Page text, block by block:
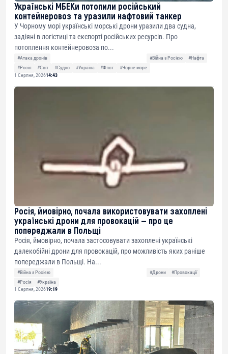
Українські МБЕКи потопили російський
контейнеровоз та уразили нафтовий танкер
У Чорному морі українські морські дрони уразили два судна,
задіяні в логістиці та експорті російських ресурсів. Про
потоплення контейнеровоза по...
#Атака дронів #Війна з Росією
#Нафта
#Росія
#Світ #Судно #Україна #Флот
#Чорне море
1 Серпня, 202614:43
Росія, ймовірно, почала використовувати захоплені
українські дрони для провокацій — про це
попереджали в Польщі
Росія, ймовірно, почала застосовувати захоплені українські
далекобійні дрони для провокацій, про можливість яких раніше
попереджали в Польщі. На...
#Війна з Росією #Дрони
#Провокації
#Росія
#Україна
1 Серпня, 202619:19